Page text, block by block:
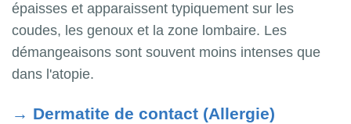
épaisses et apparaissent typiquement sur les
coudes, les genoux et la zone lombaire. Les
démangeaisons sont souvent moins intenses que
dans l'atopie.
→ Dermatite de contact (Allergie)